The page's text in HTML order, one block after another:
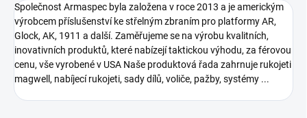
Společnost Armaspec byla založena v roce 2013 a je americkým
výrobcem příslušenství ke střelným zbraním pro platformy AR,
Glock, AK, 1911 a další. Zaměřujeme se na výrobu kvalitních,
inovativních produktů, které nabízejí taktickou výhodu, za férovou
cenu, vše vyrobené v USA Naše produktová řada zahrnuje rukojeti
magwell, nabíjecí rukojeti, sady dílů, voliče, pažby, systémy ...